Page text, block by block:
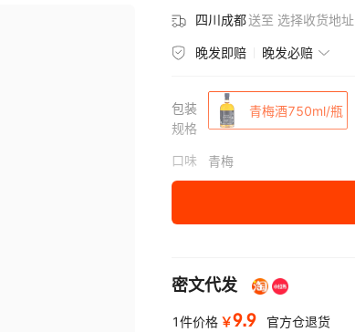
四川成都送至 选择收货地址
晚发即赔 晚发必赔
包装
规格
青梅酒750ml/瓶
口味 青梅
密文代发
1件价格 ￥9.9 官方仓退货